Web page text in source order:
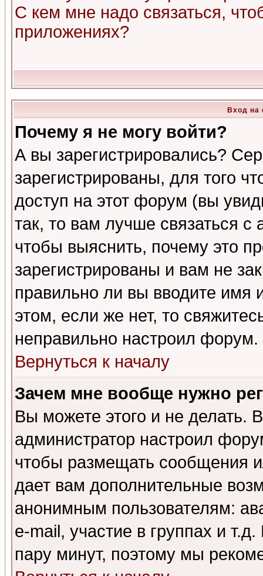
С кем мне надо связаться,
приложениях?
Вход на
Почему я не могу войти?
А вы зарегистрировались?
зарегистрированы, для того
доступ на этот форум (вы
так, то вам лучше связаться
чтобы выяснить, почему это
зарегистрированы и вам не
правильно ли вы вводите
этом, если же нет, то
неправильно настроил форум.
Вернуться к началу
Зачем мне вообще нужно
Вы можете этого и не делать.
администратор настроил
чтобы размещать сообщения
дает вам дополнительные
анонимным пользователям:
e-mail, участие в группах и
пару минут, поэтому мы